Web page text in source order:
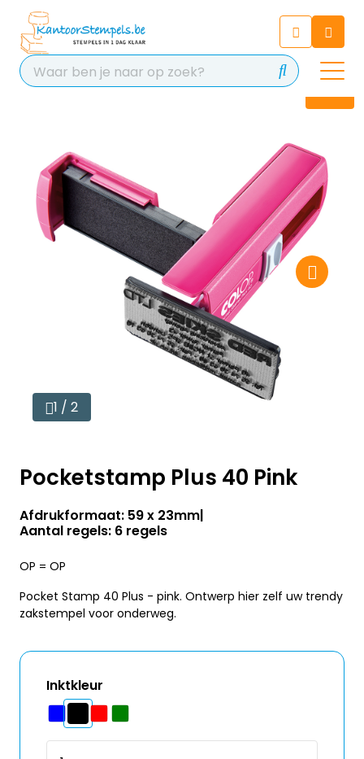
Chat 24/7 met onze chatbot
voor hulp
Contact
1 / 2
Pocketstamp Plus 40 Pink
Afdrukformaat: 59 x 23mm
Aantal regels: 6 regels
OP = OP
Pocket Stamp 40 Plus - pink. Ontwerp hier zelf uw trendy
zakstempel voor onderweg.
Inktkleur